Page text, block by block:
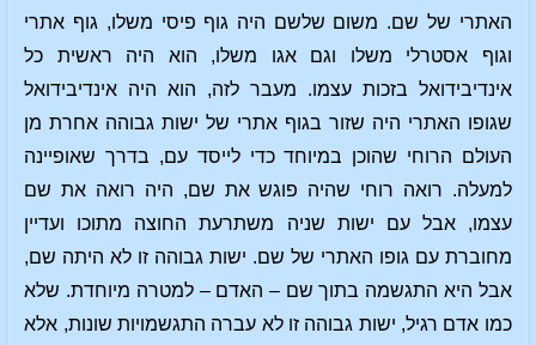
האתרי של שם. משום שלשם היה גוף פיסי משלו, גוף אתרי
וגוף אסטרלי משלו וגם אגו משלו, הוא היה ראשית כל
אינדיבידואל בזכות עצמו. מעבר לזה, הוא היה אינדיבידואל
שגופו האתרי היה שזור בגוף אתרי של ישות גבוהה אחרת מן
העולם הרוחי שהוכן במיוחד כדי לייסד עם, בדרך שאופיינה
למעלה. רואה רוחי שהיה פוגש את שם, היה רואה את שם
עצמו, אבל עם ישות שניה משתרעת החוצה מתוכו ועדיין
מחוברת עם גופו האתרי של שם. ישות גבוהה זו לא היתה שם,
אבל היא התגשמה בתוך שם – האדם – למטרה מיוחדת. שלא
כמו אדם רגיל, ישות גבוהה זו לא עברה התגשמויות שונות, אלא